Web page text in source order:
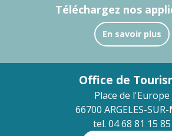
Téléchargez nos
En savoir plus
Office de
Place de l'Europe
66700 ARGELES-SUR-
tel. 04 68 81 15 85